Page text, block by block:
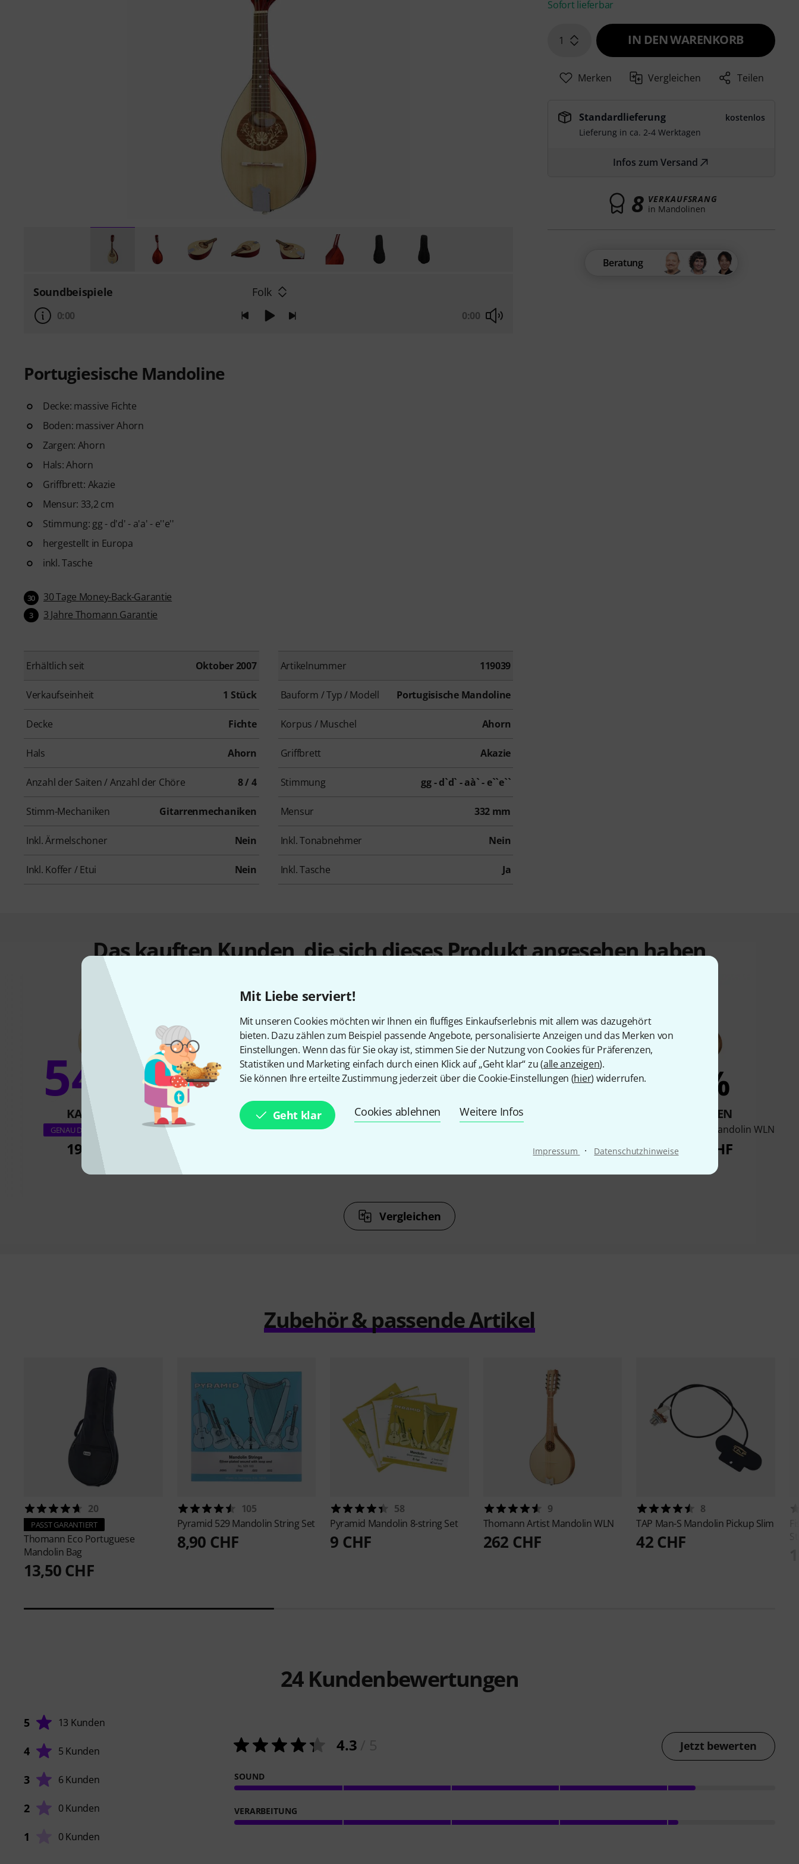
Mit Liebe serviert!
Mit unseren Cookies möchten wir Ihnen ein fluffiges Einkaufserlebnis mit allem was dazugehört
bieten. Dazu zählen zum Beispiel passende Angebote, personalisierte Anzeigen und das Merken von
Einstellungen. Wenn das für Sie okay ist, stimmen Sie der Nutzung von Cookies für Präferenzen,
Statistiken und Marketing einfach durch einen Klick auf „Geht klar“ zu (alle anzeigen).
Sie können Ihre erteilte Zustimmung jederzeit über die Cookie-Einstellungen (hier) widerrufen.
Geht klar Cookies ablehnen Weitere Infos
Impressum · Datenschutzhinweise
Soundbeispiele Folk
0:00 0:00
Portugiesische Mandoline
Decke: massive Fichte
Boden: massiver Ahorn
Zargen: Ahorn
Hals: Ahorn
Griffbrett: Akazie
Mensur: 33,2 cm
Stimmung: gg - d'd' - a'a' - e''e''
hergestellt in Europa
inkl. Tasche
30 30 Tage Money-Back-Garantie
3 3 Jahre Thomann Garantie
Erhältlich seit Oktober 2007 Artikelnummer 119039
Verkaufseinheit 1 Stück Bauform / Typ / Modell Portugisische Mandoline
Decke Fichte Korpus / Muschel Ahorn
Hals Ahorn Griffbrett Akazie
Anzahl der Saiten / Anzahl der Chöre 8 / 4 Stimmung gg - d`d` - aà` - e``e``
Stimm-Mechaniken Gitarrenmechaniken Mensur 332 mm
Inkl. Ärmelschoner Nein Inkl. Tonabnehmer Nein
Inkl. Koffer / Etui Nein Inkl. Tasche Ja
Sofort lieferbar
1 IN DEN WARENKORB
Merken Vergleichen Teilen
Standardlieferung
kostenlos
Lieferung in ca. 2-4 Werktagen
Infos zum Versand
8 VERKAUFSRANG
in Mandolinen
Beratung
Das kauften Kunden, die sich dieses Produkt angesehen haben
54%
KAUFTEN
GENAU DIESES PRODUKT
199 CHF
15%
KAUFTEN
Thomann Portuguese
13%
KAUFTEN
7% 3%
KAUFTEN
Thomann Artist Mandolin WLN
262 CHF
Vergleichen
Zubehör & passende Artikel
20
PASST GARANTIERT
Thomann Eco Portuguese
Mandolin Bag
13,50 CHF
105
Pyramid 529 Mandolin String Set
8,90 CHF
58
Pyramid Mandolin 8-string Set
9 CHF
9
ThomannArtist Mandolin WLN
262 CHF
8
TAP Man-S Mandolin Pickup Slim
42 CHF
24Kundenbewertungen
5 13 Kunden
4 5 Kunden
3 6 Kunden
2 0 Kunden
1 0 Kunden
4.3 Jetzt bewerten
SOUND
VERARBEITUNG